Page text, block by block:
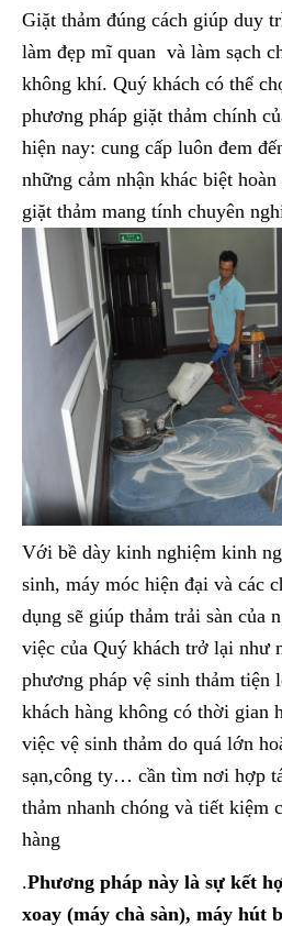
Giặt thảm đúng cách giúp duy
làm đẹp mĩ quan và làm sạch
không khí. Quý khách có thể
phương pháp giặt thảm chính
hiện nay: cung cấp luôn đem
những cảm nhận khác biệt
giặt thảm mang tính chuyên
Với bề dày kinh nghiệm kinh
sinh, máy móc hiện đại và các
dụng sẽ giúp thảm trải sàn của
việc của Quý khách trở lại như
phương pháp vệ sinh thảm tiện
khách hàng không có thời gian
việc vệ sinh thảm do quá lớn
sạn,công ty… cần tìm nơi hợp
thảm nhanh chóng và tiết kiệm
hàng
.Phương pháp này là sự kết
xoay (máy chà sàn), máy hút